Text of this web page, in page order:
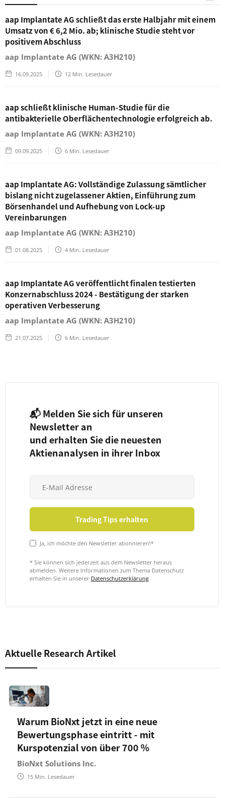
aap Implantate AG schließt das erste Halbjahr mit einem
Umsatz von € 6,2 Mio. ab; klinische Studie steht vor
positivem Abschluss
aap Implantate AG (WKN: A3H210)
16.09.2025 12 Min. Lesedauer
aap schließt klinische Human-Studie für die
antibakterielle Oberflächentechnologie erfolgreich ab.
aap Implantate AG (WKN: A3H210)
09.09.2025 6 Min. Lesedauer
aap Implantate AG: Vollständige Zulassung sämtlicher
bislang nicht zugelassener Aktien, Einführung zum
Börsenhandel und Aufhebung von Lock-up
Vereinbarungen
aap Implantate AG (WKN: A3H210)
01.08.2025 4 Min. Lesedauer
aap Implantate AG veröffentlicht finalen testierten
Konzernabschluss 2024 - Bestätigung der starken
operativen Verbesserung
aap Implantate AG (WKN: A3H210)
21.07.2025 6 Min. Lesedauer
📬 Melden Sie sich für unseren
Newsletter an
und erhalten Sie die neuesten
Aktienanalysen in ihrer Inbox
Ja, ich möchte den Newsletter abonnieren!*
* Sie können sich jederzeit aus dem Newsletter heraus
abmelden. Weitere Informationen zum Thema Datenschutz
erhalten Sie in unserer Datenschutzerklärung
Aktuelle Research Artikel
Warum BioNxt jetzt in eine neue
Bewertungsphase eintritt - mit
Kurspotenzial von über 700 %
BioNxt Solutions Inc.
15 Min. Lesedauer